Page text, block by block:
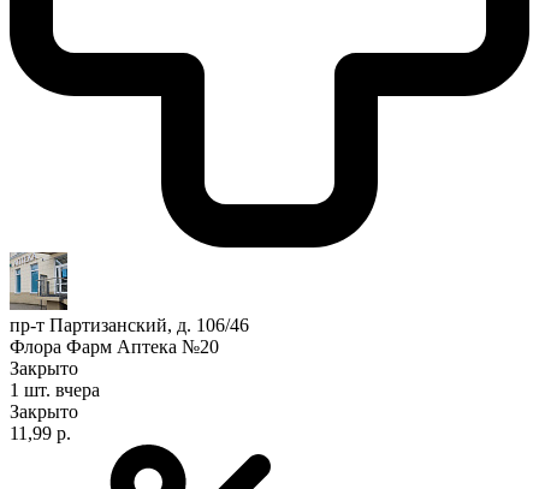
пр-т Партизанский, д. 106/46
Флора Фарм Аптека №20
Закрыто
1 шт. вчера
Закрыто
11,99 р.